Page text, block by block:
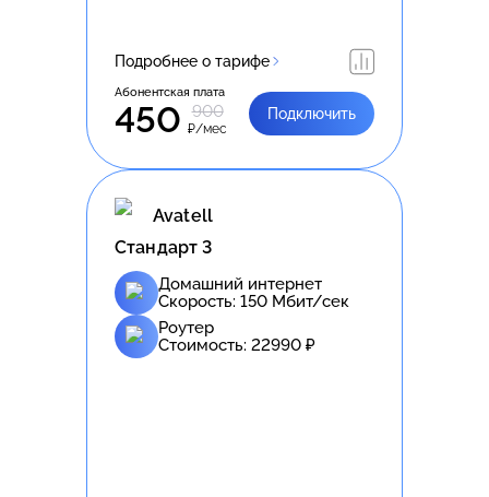
Подробнее о тарифе
Абонентская плата
450 900
₽/мес
Подключить
Avatell
Стандарт 3
Домашний интернет
Скорость: 150 Мбит/сек
Роутер
Стоимость: 22990 ₽